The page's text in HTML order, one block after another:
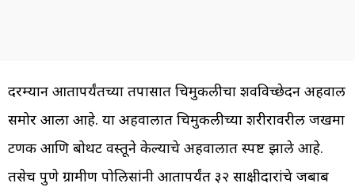
दरम्यान आतापर्यंतच्या तपासात चिमुकलीचा शवविच्छेदन अहवाल
समोर आला आहे. या अहवालात चिमुकलीच्या शरीरावरील जखमा
टणक आणि बोथट वस्तूने केल्याचे अहवालात स्पष्ट झाले आहे.
तसेच पुणे ग्रामीण पोलिसांनी आतापर्यंत ३२ साक्षीदारांचे जबाब